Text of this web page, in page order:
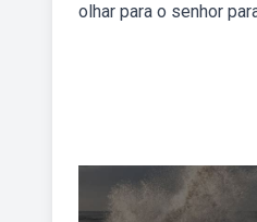
olhar para o senhor